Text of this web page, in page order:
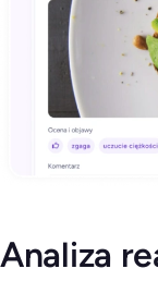
Analiza